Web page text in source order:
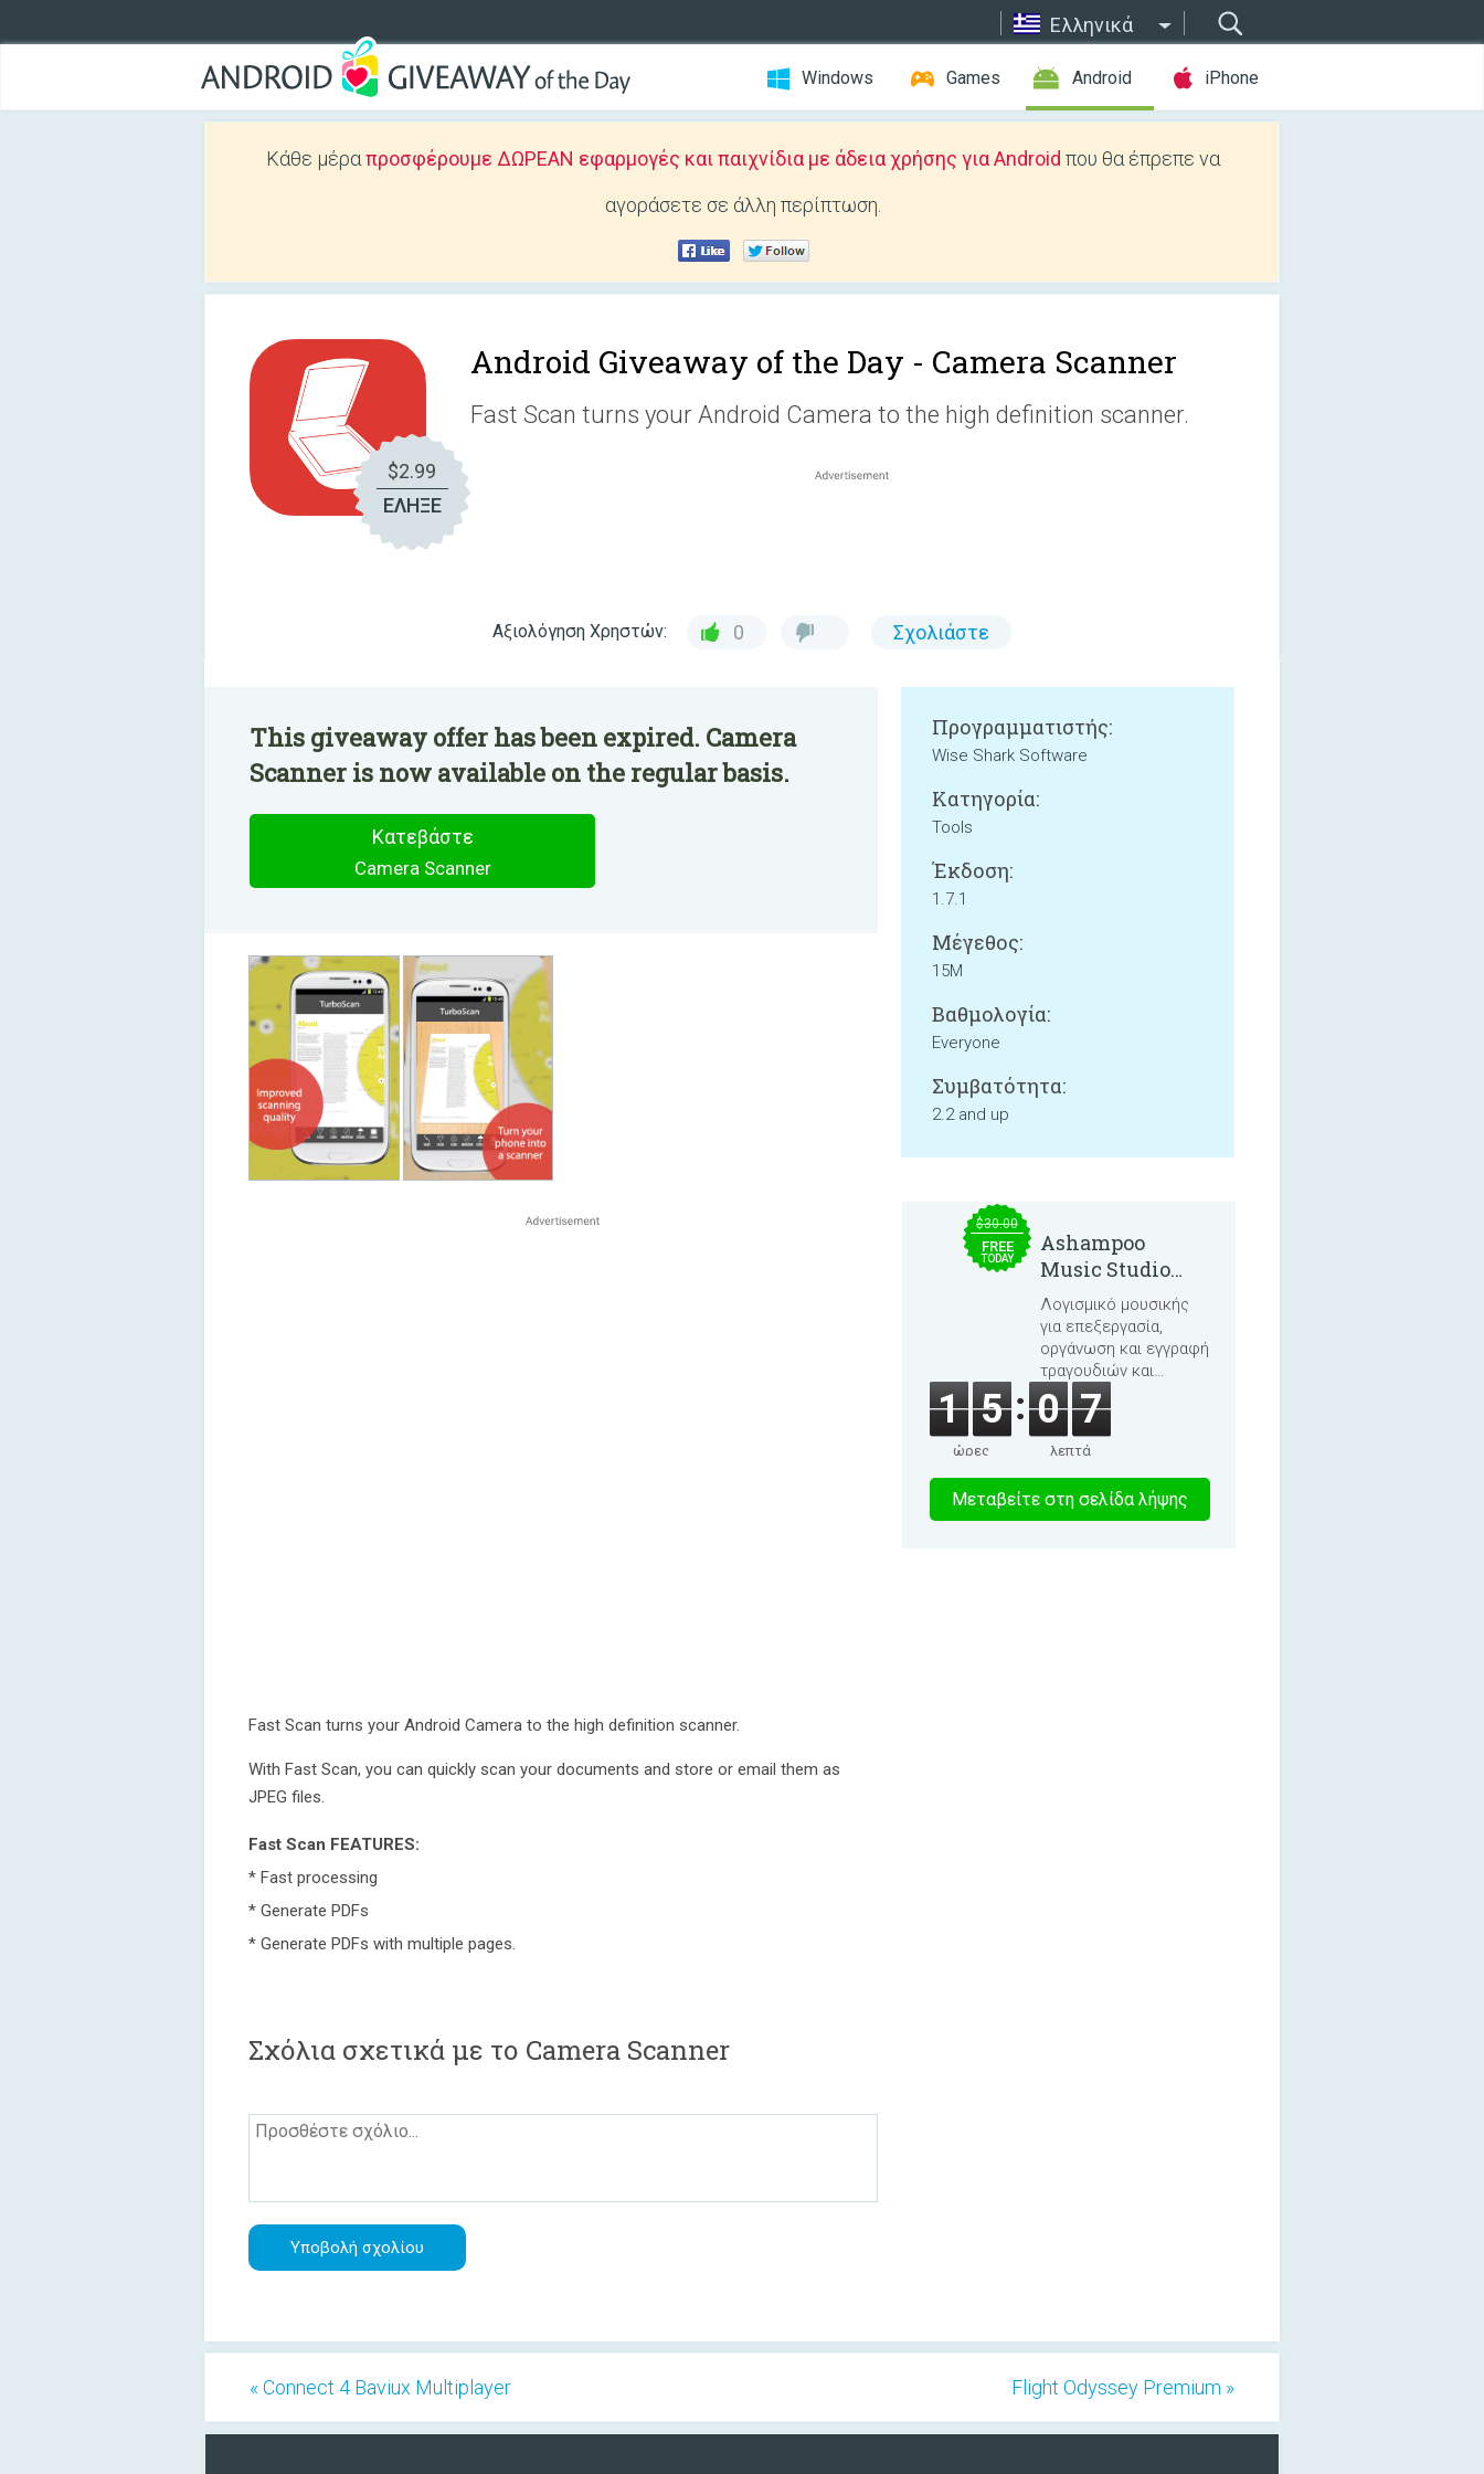
Ελληνικά
Windows Games Android iPhone
Κάθε μέραπροσφέρουμε ΔΩΡΕΑΝ εφαρμογές και παιχνίδια με άδεια χρήσης για Android που θα έπρεπε να
αγοράσετε σε άλλη περίπτωση.
$2.99
ΕΛΗΞΕ
Android Giveaway of the Day - Camera Scanner
Fast Scan turns your Android Camera to the high definition scanner.
Αξιολόγηση Χρηστών: 0 Σχολιάστε
This giveaway offer has been expired. Camera
Scanner is now available on the regular basis.
Κατεβάστε
Camera Scanner
Fast Scan turns your Android Camera to the high definition scanner.
With Fast Scan, you can quickly scan your documents and store or email them as
JPEG files.
Fast Scan FEATURES:
* Fast processing
* Generate PDFs
* Generate PDFs with multiple pages.
Προγραμματιστής:
Wise Shark Software
Κατηγορία:
Tools
Έκδοση:
1.7.1
Μέγεθος:
15M
Βαθμολογία:
Everyone
Συμβατότητα:
2.2 and up
Σχόλια σχετικά με το Camera Scanner
$30.00
FREE
TODAY
Ashampoo
Music Studio
2025
Λογισμικό μουσικής
για επεξεργασία,
οργάνωση και εγγραφή
τραγουδιών και
ηχητικών βιβλίων.
1 5
ώρες
0 7
λεπτά
3 8
Μεταβείτε στη σελίδα λήψης
« Connect 4 Baviux Multiplayer Flight Odyssey Premium »